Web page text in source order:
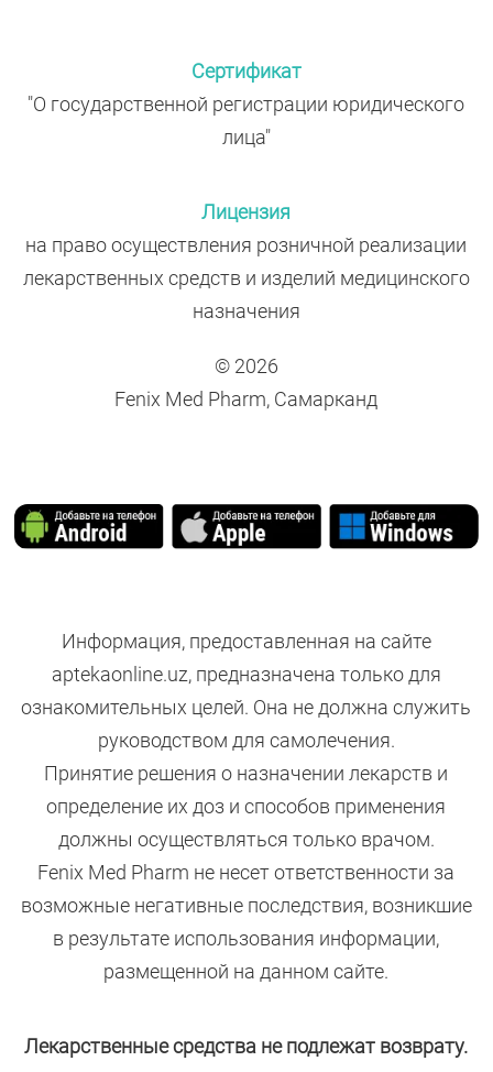
Сертификат
"О государственной регистрации юридического
лица"
Лицензия
на право осуществления розничной реализации
лекарственных средств и изделий медицинского
назначения
© 2026
Fenix Med Pharm, Самарканд
Информация, предоставленная на сайте
aptekaonline.uz, предназначена только для
ознакомительных целей. Она не должна служить
руководством для самолечения.
Принятие решения о назначении лекарств и
определение их доз и способов применения
должны осуществляться только врачом.
Fenix Med Pharm не несет ответственности за
возможные негативные последствия, возникшие
в результате использования информации,
размещенной на данном сайте.
Лекарственные средства не подлежат возврату.